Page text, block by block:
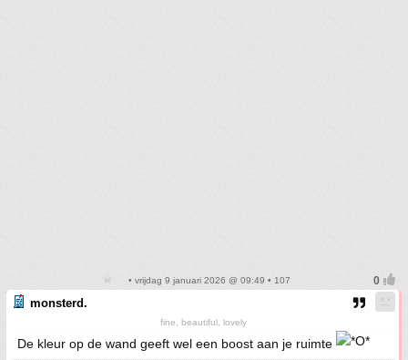
• vrijdag 9 januari 2026 @ 09:49 • 107
monsterd.
fine, beautiful, lovely
De kleur op de wand geeft wel een boost aan je ruimte